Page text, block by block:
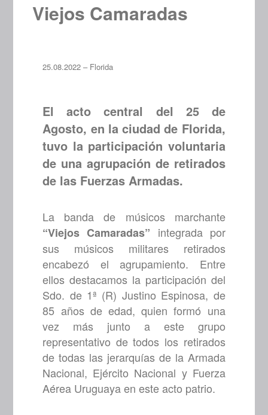
Viejos Camaradas
25.08.2022 – Florida
El acto central del 25 de
Agosto, en la ciudad de Florida,
tuvo la participación voluntaria
de una agrupación de retirados
de las Fuerzas Armadas.
La banda de músicos marchante
“Viejos Camaradas” integrada por
sus músicos militares retirados
encabezó el agrupamiento. Entre
ellos destacamos la participación del
Sdo. de 1ª (R) Justino Espinosa, de
85 años de edad, quien formó una
vez más junto a este grupo
representativo de todos los retirados
de todas las jerarquías de la Armada
Nacional, Ejército Nacional y Fuerza
Aérea Uruguaya en este acto patrio.